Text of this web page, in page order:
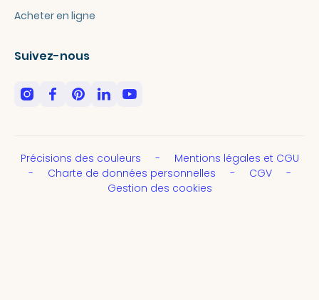
Acheter en ligne
Suivez-nous
Précisions des couleurs
Mentions légales et CGU
Charte de données personnelles
CGV
Gestion des cookies